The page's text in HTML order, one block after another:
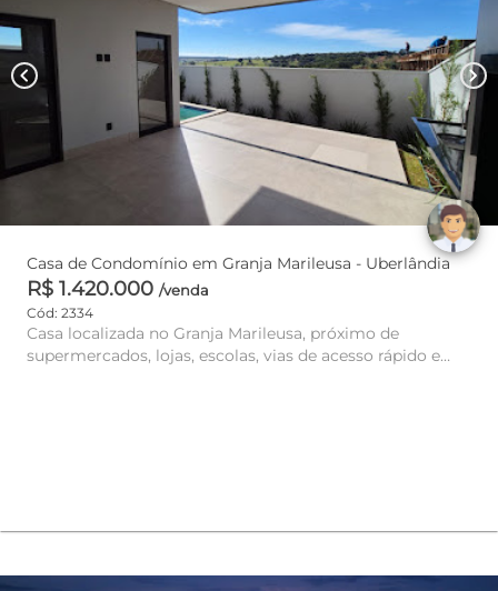
chevron_left chevron_right
Casa de Condomínio em Granja Marileusa - Uberlândia
R$ 1.420.000 /venda
Cód: 2334
Casa localizada no Granja Marileusa, próximo de
supermercados, lojas, escolas, vias de acesso rápido e